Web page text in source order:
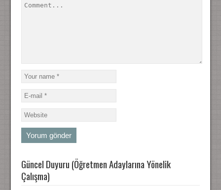
Güncel Duyuru (Öğretmen Adaylarına Yönelik
Çalışma)